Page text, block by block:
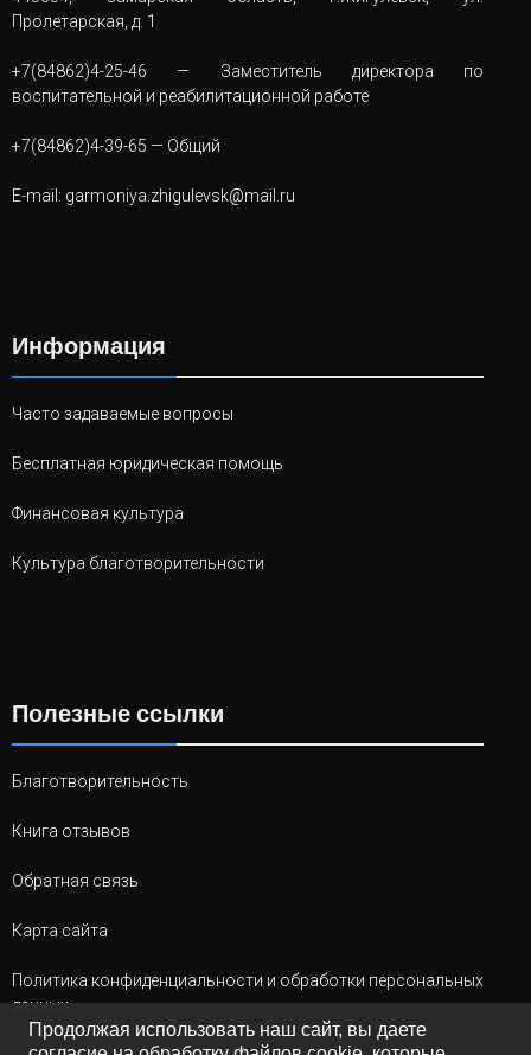
Пролетарская, д. 1
+7(84862)4-25-46 — Заместитель директора по
воспитательной и реабилитационной работе
+7(84862)4-39-65 — Общий
E-mail: garmoniya.zhigulevsk@mail.ru
Информация
Часто задаваемые вопросы
Бесплатная юридическая помощь
Финансовая культура
Культура благотворительности
Полезные ссылки
Благотворительность
Книга отзывов
Обратная связь
Карта сайта
Политика конфиденциальности и обработки персональных
данных
Продолжая использовать наш сайт, вы даете